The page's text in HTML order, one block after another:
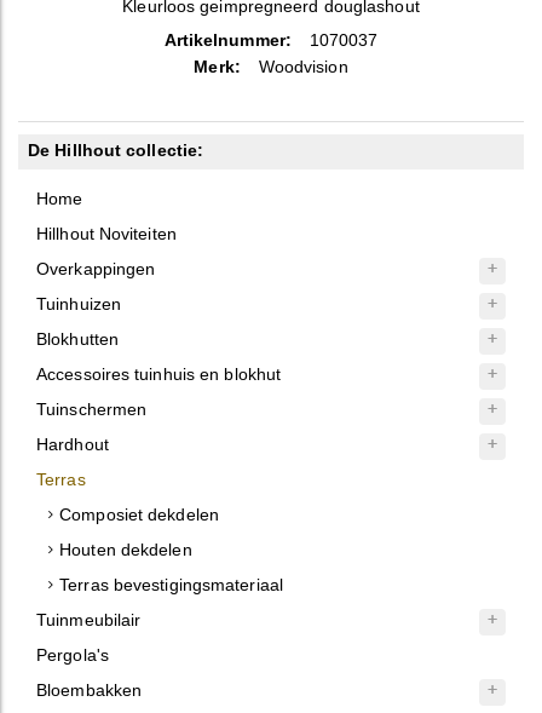
Kleurloos geimpregneerd douglashout
Artikelnummer:
1070037
Merk:
Woodvision
De Hillhout collectie:
Home
Hillhout Noviteiten
Overkappingen
Tuinhuizen
Blokhutten
Accessoires tuinhuis en blokhut
Tuinschermen
Hardhout
Terras
Composiet dekdelen
Houten dekdelen
Terras bevestigingsmateriaal
Tuinmeubilair
Pergola's
Bloembakken